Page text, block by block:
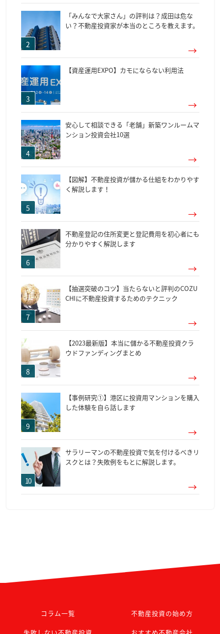
「みんなで大家さん」の評判は？成田は危な
い？不動産投資家が本当のところを教えます。
【資産運用EXPO】カモにならない利用法
安心して相談できる「老舗」新築ワンルームマ
ンション投資会社10選
【図解】不動産投資が儲かる仕組をわかりやす
く解説します！
不動産登記の住所変更と登記費用を初心者にも
分かりやすく解説します
【抽選突破のコツ】当たらないと評判のCOZU
CHIに不動産投資するためのテクニック
【2023最新版】本当に儲かる不動産投資クラ
ウドファンディングまとめ
【事例研究①】港区に投資用マンションを購入
した体験を自ら話します
サラリーマンの不動産投資で気を付けるべきリ
スクとは？失敗例をもとに解説します。
コラム一覧 不動産投資の始め方
失敗しない不動産投資 おすすめ不動産会社